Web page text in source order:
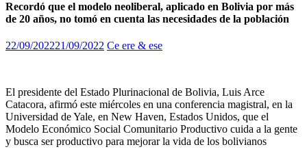
Recordó que el modelo neoliberal, aplicado en Bolivia por más
de 20 años, no tomó en cuenta las necesidades de la población
22/09/202221/09/2022 Ce ere & ese
El presidente del Estado Plurinacional de Bolivia, Luis Arce
Catacora, afirmó este miércoles en una conferencia magistral, en la
Universidad de Yale, en New Haven, Estados Unidos, que el
Modelo Económico Social Comunitario Productivo cuida a la gente
y busca ser productivo para mejorar la vida de los bolivianos